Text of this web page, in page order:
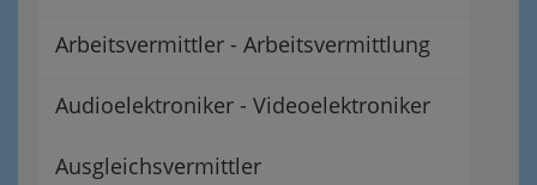
Arbeitsvermittler - Arbeitsvermittlung
Audioelektroniker - Videoelektroniker
Ausgleichsvermittler